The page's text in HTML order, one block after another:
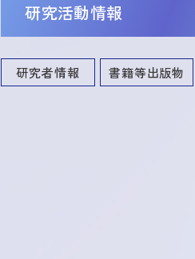
研究活動情報
研究者情報 書籍等出版物